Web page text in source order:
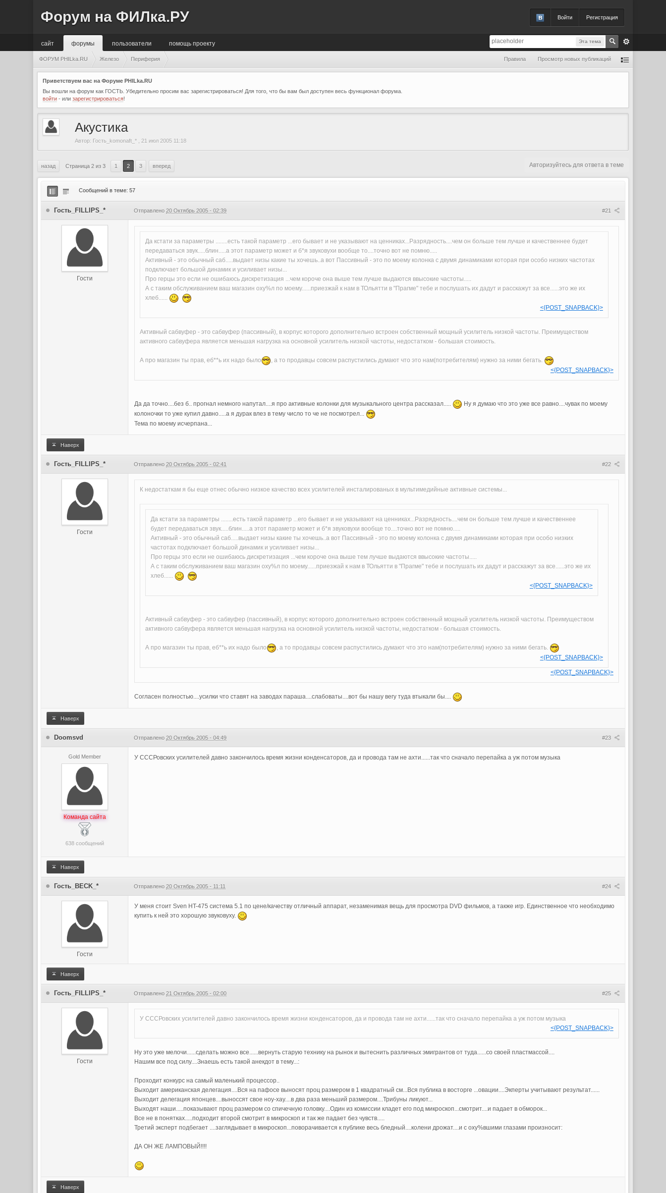
Войти Регистрация
Форум на ФИЛка.РУ
Эта тема
сайт помощь проекту
форумы пользователи
ФОРУМ PHILka.RU Железо Периферия Правила Просмотр новых публикаций
Приветствуем вас на Форуме PHILka.RU
Вы вошли на форум как ГОСТЬ. Убедительно просим вас зарегистрироваться! Для того, что бы вам был доступен весь функционал форума.
войти - илизарегистрироваться!
Акустика
Автор: Гость_komonaft_* 21 июл 2005 11:18
назад Страница 2 из 3 1 2 3 вперед Авторизуйтесь для ответа в теме
Сообщений в теме: 57
#21
Гость_FILLIPS_* Отправлено20 Октябрь 2005 - 02:39
Гости
Да кстати за параметры ........есть такой параметр ...его бывает и не указывают на ценниках...Разрядность....чем он больше тем лучше и качественнее будет
передаваться звук.....блин.....а этот параметр может и б*я звуковухи вообще то....точно вот не помню.....
Активный - это обычный саб.....выдает низы какие ты хочешь..а вот Пассивный - это по моему колонка с двумя динамиками которая при особо низких частотах
подключает большой динамик и усиливает низы...
Про герцы это если не ошибаюсь дискретизация ...чем короче она выше тем лучше выдаются ввысокие частоты.....
А с таким обслуживанием ваш магазин оху%л по моему......приезжай к нам в ТОльятти в "Прагме" тебе и послушать их дадут и расскажут за все......это же их
хлеб......
<{POST_SNAPBACK}>
Активный сабвуфер - это сабвуфер (пассивный), в корпус которого дополнительно встроен собственный мощный усилитель низкой частоты. Преимуществом
активного сабвуфера является меньшая нагрузка на основной усилитель низкой частоты, недостатком - большая стоимость.
А про магазин ты прав, еб**ь их надо было
, а то продавцы совсем распустились думают что это нам(потребителям) нужно за ними бегать.
<{POST_SNAPBACK}>
Да да точно....без б.. прогнал немного напутал....я про активные колонки для музыкального центра рассказал.....
Ну я думаю что это уже все равно....чувак по моему
колоночки то уже купил давно.....а я дурак влез в тему число то че не посмотрел...
Тема по моему исчерпана...
Наверх
#22
Гость_FILLIPS_* Отправлено20 Октябрь 2005 - 02:41
Гости
К недостаткам я бы еще отнес обычно низкое качество всех усилителей инсталированых в мультимедийные активные системы...
Да кстати за параметры ........есть такой параметр ...его бывает и не указывают на ценниках...Разрядность....чем он больше тем лучше и качественнее
будет передаваться звук.....блин.....а этот параметр может и б*я звуковухи вообще то....точно вот не помню.....
Активный - это обычный саб.....выдает низы какие ты хочешь..а вот Пассивный - это по моему колонка с двумя динамиками которая при особо низких
частотах подключает большой динамик и усиливает низы...
Про герцы это если не ошибаюсь дискретизация ...чем короче она выше тем лучше выдаются ввысокие частоты.....
А с таким обслуживанием ваш магазин оху%л по моему......приезжай к нам в ТОльятти в "Прагме" тебе и послушать их дадут и расскажут за все......это же их
хлеб......
<{POST_SNAPBACK}>
Активный сабвуфер - это сабвуфер (пассивный), в корпус которого дополнительно встроен собственный мощный усилитель низкой частоты. Преимуществом
активного сабвуфера является меньшая нагрузка на основной усилитель низкой частоты, недостатком - большая стоимость.
А про магазин ты прав, еб**ь их надо было
, а то продавцы совсем распустились думают что это нам(потребителям) нужно за ними бегать.
<{POST_SNAPBACK}>
<{POST_SNAPBACK}>
Согласен полностью....усилки что ставят на заводах параша....слабоваты....вот бы нашу вегу туда втыкали бы....
Наверх
#23
Doomsvd Отправлено20 Октябрь 2005 - 04:49
Gold Member
Команда сайта
638 сообщений
У СССРовских усилителей давно закончилось время жизни конденсаторов, да и провода там не ахти......так что сначало перепайка а уж потом музыка
Наверх
#24
Гость_BECK_* Отправлено20 Октябрь 2005 - 11:11
Гости
У меня стоит Sven HT-475 система 5.1 по цене/качеству отличный аппарат, незаменимая вещь для просмотра DVD фильмов, а также игр. Единственное что необходимо
купить к ней это хорошую звуковуху.
Наверх
#25
Гость_FILLIPS_* Отправлено21 Октябрь 2005 - 02:00
Гости
У СССРовских усилителей давно закончилось время жизни конденсаторов, да и провода там не ахти......так что сначало перепайка а уж потом музыка
<{POST_SNAPBACK}>
Ну это уже мелочи......сделать можно все......вернуть старую технику на рынок и вытеснить различных эмигрантов от туда......со своей пластмассой....
Нашим все под силу....Знаешь есть такой анекдот в тему...:
Проходит конкурс на самый маленький процессор..
Выходит американская делегация....Вся на пафосе выносят проц размером в 1 квадратный см...Вся публика в восторге ...овации....Экперты учитывают результат......
Выходит делегация японцев....выноссят свое ноу-хау....в два раза меньший размером....Трибуны ликуют...
Выходят наши.....показывают проц размером со спичечную головку....Один из комиссии кладет его под микроскоп...смотрит....и падает в обморок...
Все не в понятках.....подходит второй смотрит в микроскоп и так же падает без чувств.....
Третий эксперт подбегает ....заглядывает в микроскоп...поворачивается к публике весь бледный....колени дрожат....и с оху%вшими глазами произносит:
ДА ОН ЖЕ ЛАМПОВЫЙ!!!!
Наверх